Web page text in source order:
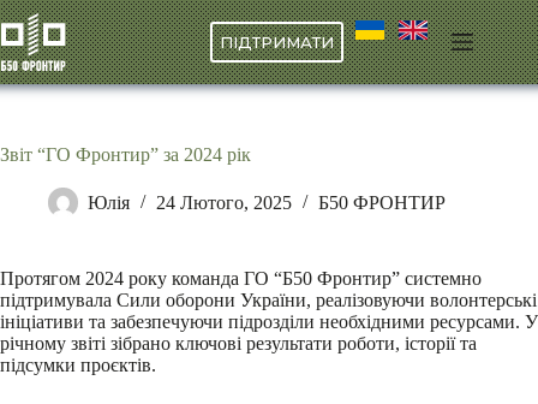
Перейти
до
вмісту
ПІДТРИМАТИ
Звіт “ГО Фронтир” за 2024 рік
Юлія 24 Лютого, 2025 Б50 ФРОНТИР
Протягом 2024 року команда ГО “Б50 Фронтир” системно
підтримувала Сили оборони України, реалізовуючи волонтерські
ініціативи та забезпечуючи підрозділи необхідними ресурсами. У
річному звіті зібрано ключові результати роботи, історії та
підсумки проєктів.